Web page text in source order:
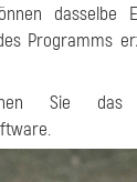
dasselbe
Programms
Sie